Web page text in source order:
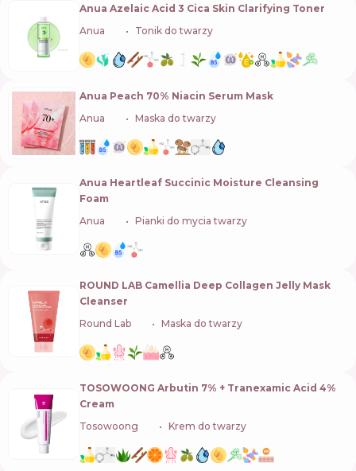
Anua Azelaic Acid 3 Cica Skin Clarifying Toner
Anua
Tonik do twarzy
Anua Peach 70% Niacin Serum Mask
Anua
Maska do twarzy
Anua Heartleaf Succinic Moisture Cleansing
Foam
Anua
Pianki do mycia twarzy
ROUND LAB Camellia Deep Collagen Jelly Mask
Cleanser
Round Lab
Maska do twarzy
TOSOWOONG Arbutin 7% + Tranexamic Acid 4%
Cream
Tosowoong
Krem do twarzy